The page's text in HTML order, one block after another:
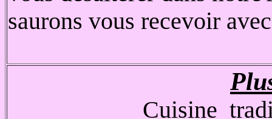
saurons vous recevoir
Cuisine